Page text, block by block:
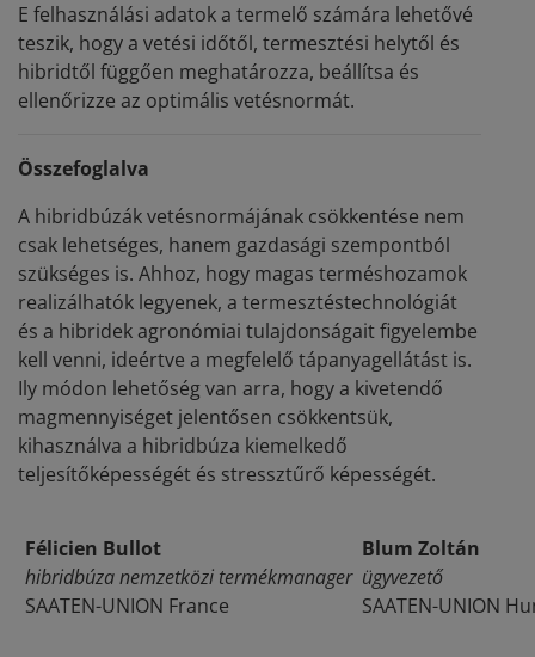
E felhasználási adatok a termelő számára lehetővé
teszik, hogy a vetési időtől, termesztési helytől és
hibridtől függően meghatározza, beállítsa és
ellenőrizze az optimális vetésnormát.
Összefoglalva
A hibridbúzák vetésnormájának csökkentése nem
csak lehetséges, hanem gazdasági szempontból
szükséges is. Ahhoz, hogy magas terméshozamok
realizálhatók legyenek, a termesztéstechnológiát
és a hibridek agronómiai tulajdonságait figyelembe
kell venni, ideértve a megfelelő tápanyagellátást is.
Ily módon lehetőség van arra, hogy a kivetendő
magmennyiséget jelentősen csökkentsük,
kihasználva a hibridbúza kiemelkedő
teljesítőképességét és stressztűrő képességét.
Félicien Bullot
hibridbúza nemzetközi termékmanager
SAATEN-UNION France
Blum Zoltán
ügyvezető
SAATEN-UNION